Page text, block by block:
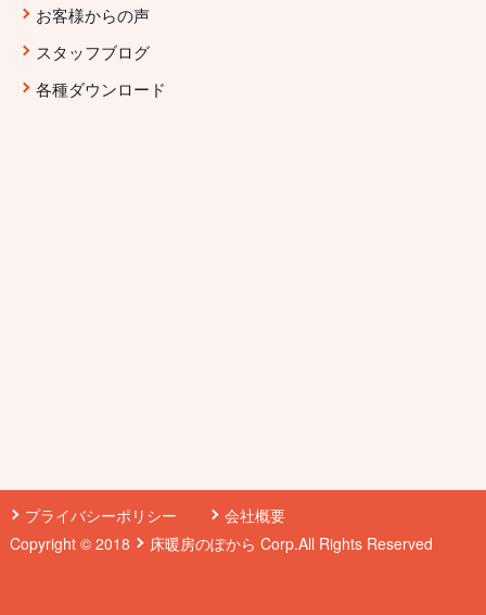
お客様からの声
スタッフブログ
各種ダウンロード
プライバシーポリシー
会社概要
Copyright © 2018
床暖房のぽから Corp.All Rights Reserved